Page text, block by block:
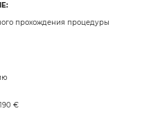
прохождения процедуры
€